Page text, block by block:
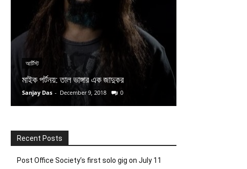
আর্টিস্ট
মাইক পর্টনয়: তাল ভাঙ্গার এক জাদুকর
Sanjay Das - December 9, 2018 0
Recent Posts
Post Office Society’s first solo gig on July 11